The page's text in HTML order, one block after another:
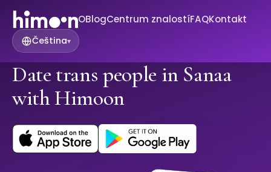
OBlogCentrum znalostíFAQKontakt
Čeština▾
Date trans people in Sanaa
with Himoon